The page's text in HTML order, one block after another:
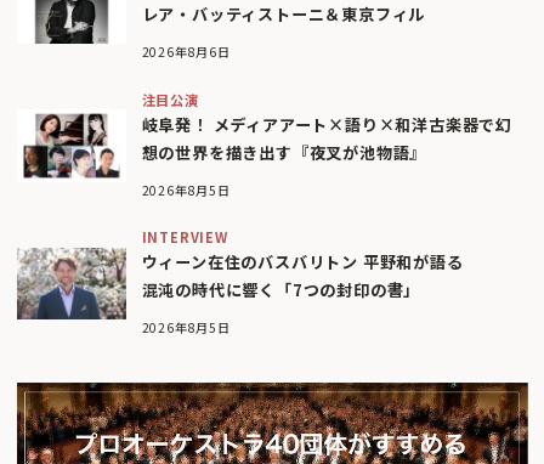
レア・バッティストーニ＆東京フィル
2026年8月6日
注目公演
岐阜発！ メディアアート×語り×和洋古楽器で幻
想の世界を描き出す『夜叉が池物語』
2026年8月5日
INTERVIEW
ウィーン在住のバスバリトン 平野和が語る
混沌の時代に響く「7つの封印の書」
2026年8月5日